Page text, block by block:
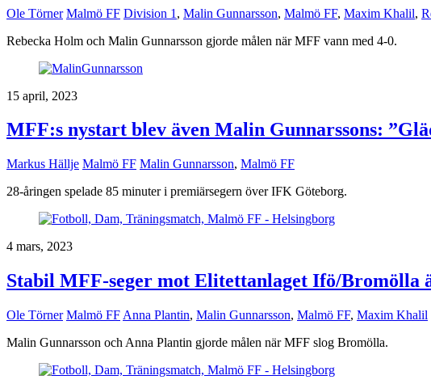
Ole Törner Malmö FF Division 1 , Malin Gunnarsson, Malmö FF, Maxim Khalil,
Rebecka Holm och Malin Gunnarsson gjorde målen när MFF vann med 4-0.
15 april, 2023
MFF:s nystart blev även Malin Gunnarssons:
Markus Hällje Malmö FF Malin Gunnarsson, Malmö FF
28-åringen spelade 85 minuter i premiärsegern över IFK Göteborg.
4 mars, 2023
Stabil MFF-seger mot Elitettanlaget Ifö/Bromölla
Ole Törner Malmö FF Anna Plantin, Malin Gunnarsson, Malmö FF, Maxim Khalil
Malin Gunnarsson och Anna Plantin gjorde målen när MFF slog Bromölla.